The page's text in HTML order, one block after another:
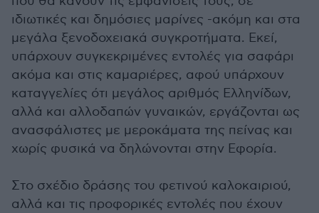
ιδιωτικές και δημόσιες μαρίνες -ακόμη και στα
μεγάλα ξενοδοχειακά συγκροτήματα. Εκεί,
υπάρχουν συγκεκριμένες εντολές για σαφάρι
ακόμα και στις καμαριέρες, αφού υπάρχουν
καταγγελίες ότι μεγάλος αριθμός Ελληνίδων,
αλλά και αλλοδαπών γυναικών, εργάζονται ως
ανασφάλιστες με μεροκάματα της πείνας και
χωρίς φυσικά να δηλώνονται στην Εφορία.
Στο σχέδιο δράσης του φετινού καλοκαιριού,
αλλά και τις προφορικές εντολές που έχουν